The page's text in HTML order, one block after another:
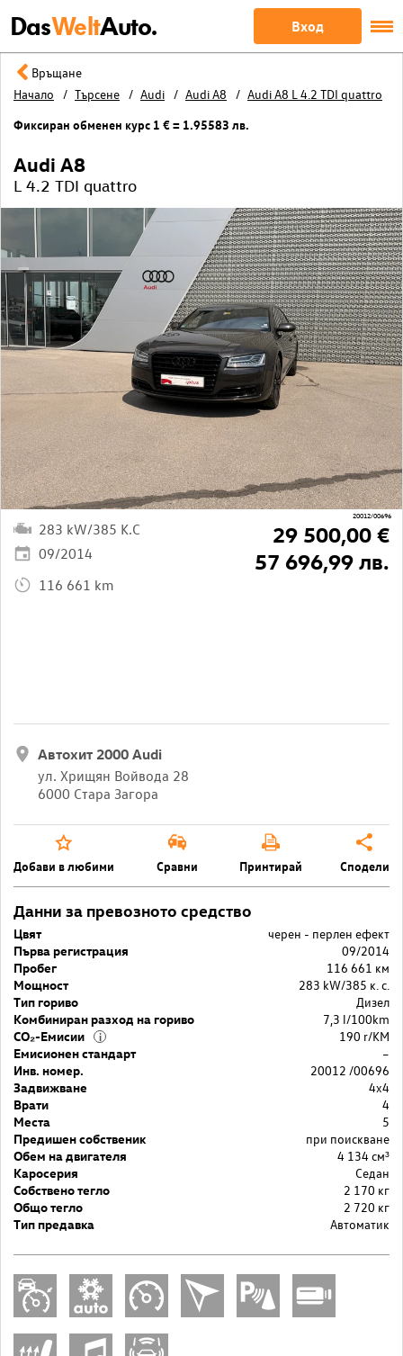
DasWeltAuto. Вход
Връщане
Начало
Търсене Audi Audi A8 Audi A8 L 4.2 TDI quattro
Фиксиран обменен курс 1 € = 1.95583 лв.
20012/00696
Audi A8
L 4.2 TDI quattro
283 kW/385 K.C
09/2014
116 661 km
29 500,00 €
57 696,99 лв.
Автохит 2000 Audi
ул. Хрищян Войвода 28
6000 Стара Загора
Добави в любими Сравни Принтирай Сподели
Данни за превозното средство
Цвят
черен - перлен ефект
Първа регистрация
09/2014
Пробег
116 661 км
Мощност
283 kW/385 к. с.
Тип гориво
Дизел
Комбиниран разход на гориво
7,3 l/100km
CO₂-Емисии
i
190 r/KM
Емисионен стандарт
–
Инв. номер.
20012 /00696
Задвижване
4x4
Врати
4
Места
5
Предишен собственик
при поискване
Обем на двигателя
4 134 cм³
Каросерия
Седан
Собствено тегло
2 170 кг
Общо тегло
2 720 кг
Тип предавка
Автоматик